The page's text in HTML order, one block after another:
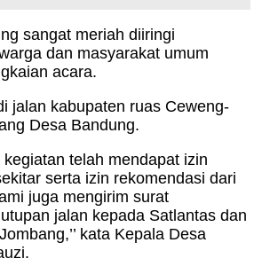
sangat meriah diiringi
dan masyarakat umum
acara.
jalan kabupaten ruas Ceweng-
Desa Bandung.
kegiatan telah mendapat izin
serta izin rekomendasi dari
juga mengirim surat
jalan kepada Satlantas dan
kata Kepala Desa